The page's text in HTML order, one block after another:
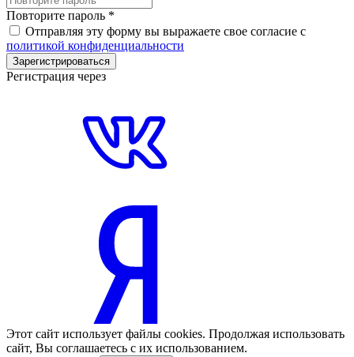
Повторите пароль *
Отправляя эту форму вы выражаете свое согласие с
политикой конфиденциальности
Зарегистрироваться
Регистрация через
Этот сайт использует файлы cookies. Продолжая использовать
сайт, Вы соглашаетесь с их использованием.